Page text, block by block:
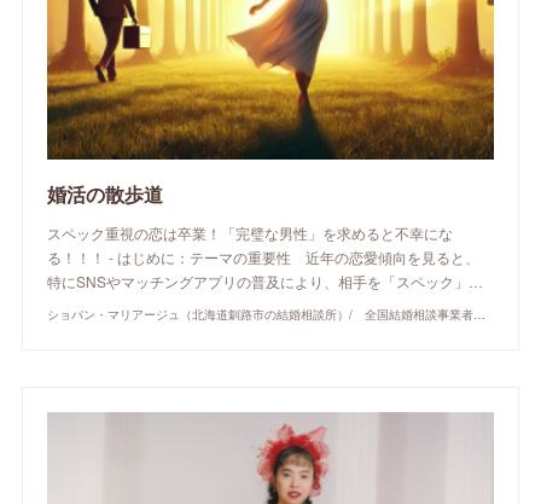
婚活の散歩道
スペック重視の恋は卒業！「完璧な男性」を求めると不幸にな
る！！！ - はじめに：テーマの重要性 近年の恋愛傾向を見ると、
特にSNSやマッチングアプリの普及により、相手を「スペック」…
ショパン・マリアージュ（北海道釧路市の結婚相談所）/ 全国結婚相談事業者連盟正規加盟店 / cherry-piano.com